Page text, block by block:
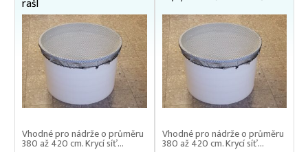
Vhodné pro nádrže o průměru
380 až 420 cm. Krycí síť...
Vhodné pro nádrže o průměru
380 až 420 cm. Krycí síť...